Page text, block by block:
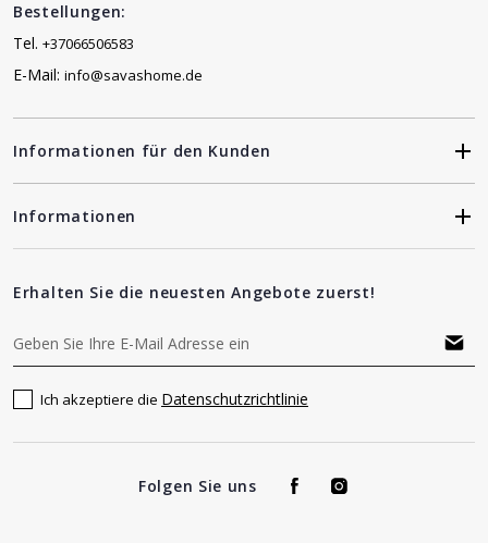
Bestellungen:
Tel. +37066506583
E-Mail: info@savashome.de
Informationen für den Kunden
Informationen
Erhalten Sie die neuesten Angebote zuerst!
Ich akzeptiere die Datenschutzrichtlinie
Folgen Sie uns